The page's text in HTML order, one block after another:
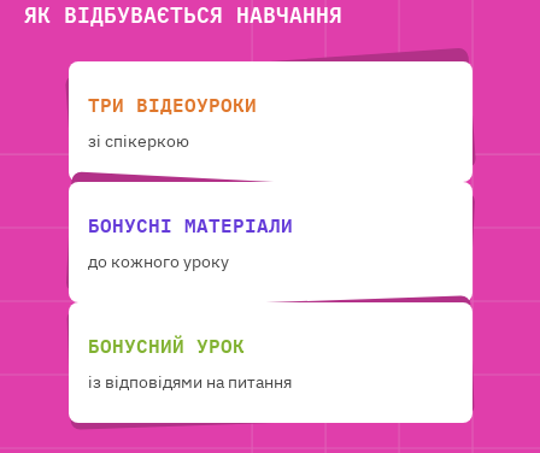
ЯК ВІДБУВАЄТЬСЯ НАВЧАННЯ
ТРИ ВІДЕОУРОКИ
зі спікеркою
БОНУСНІ МАТЕРІАЛИ
до кожного уроку
БОНУСНИЙ УРОК
із відповідями на питання